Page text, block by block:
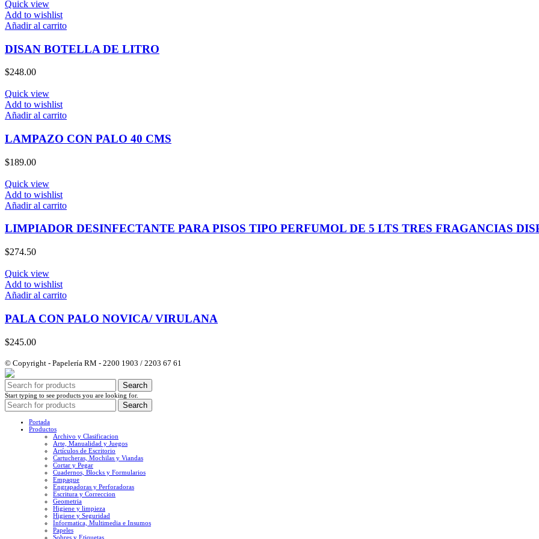
Quick view
Add to wishlist
Añadir al carrito
DISAN BOTELLA DE LITRO
$248.00
Quick view
Add to wishlist
Añadir al carrito
LAMPAZO CON PALO 40 CMS
$189.00
Quick view
Add to wishlist
Añadir al carrito
LIMPIADOR DESINFECTANTE PARA PISOS TIPO PERFUMOL DE 5 LTS TRES FRAGANCIAS
$274.50
Quick view
Add to wishlist
Añadir al carrito
PALA CON PALO NOVICA/ VIRULANA
$245.00
© Copyright - Papelería RM - 2200 1903 / 2203 67 61
Search
Start typing to see products you are looking for.
Search
Portada
Productos
Archivo y Clasificacion
Arte, Manualidad y Juegos
Artículos de Escritorio
Cartucheras, Mochilas y Viandas
Cortar y Pegar
Cuadernos, Blocks y Formularios
Empaque
Engrapadoras y Perforadoras
Escritura y Correccion
Geometria
Higiene y limpieza
Higiene y Seguridad
Informatica, Multimedia e Insumos
Papeles
Sobres y Etiquetas